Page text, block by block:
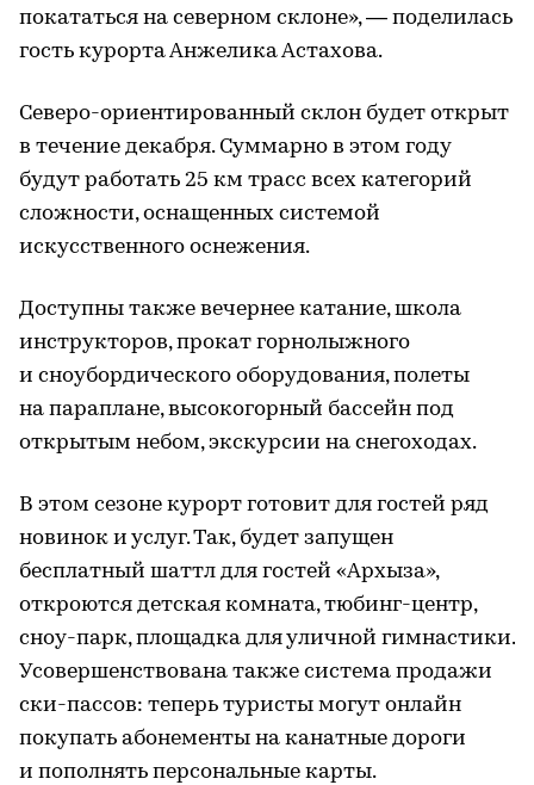
покататься на северном склоне», — поделилась
гость курорта Анжелика Астахова.
Северо-ориентированный склон будет открыт
в течение декабря. Суммарно в этом году
будут работать 25 км трасс всех категорий
сложности, оснащенных системой
искусственного оснежения.
Доступны также вечернее катание, школа
инструкторов, прокат горнолыжного
и сноубордического оборудования, полеты
на параплане, высокогорный бассейн под
открытым небом, экскурсии на снегоходах.
В этом сезоне курорт готовит для гостей ряд
новинок и услуг. Так, будет запущен
бесплатный шаттл для гостей «Архыза»,
откроются детская комната, тюбинг-центр,
сноу-парк, площадка для уличной гимнастики.
Усовершенствована также система продажи
ски-пассов: теперь туристы могут онлайн
покупать абонементы на канатные дороги
и пополнять персональные карты.